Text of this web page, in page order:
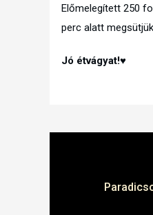
Előmelegített 250
perc alatt
Jó étvágyat!♥